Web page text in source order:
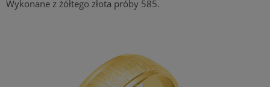
Wykonane z żółtego złota próby 585.